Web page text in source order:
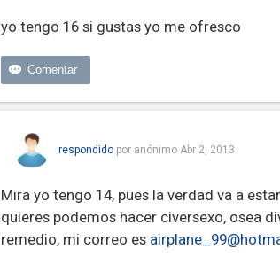
yo tengo 16 si gustas yo me ofresco
respondido por anónimo Abr 2, 2013
Mira yo tengo 14, pues la verdad va a
quieres podemos hacer civersexo, osea
remedio, mi correo es